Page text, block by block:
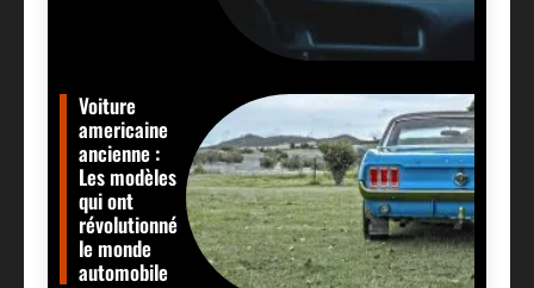
Voiture
americaine
ancienne :
Les modèles
qui ont
révolutionné
le monde
automobile